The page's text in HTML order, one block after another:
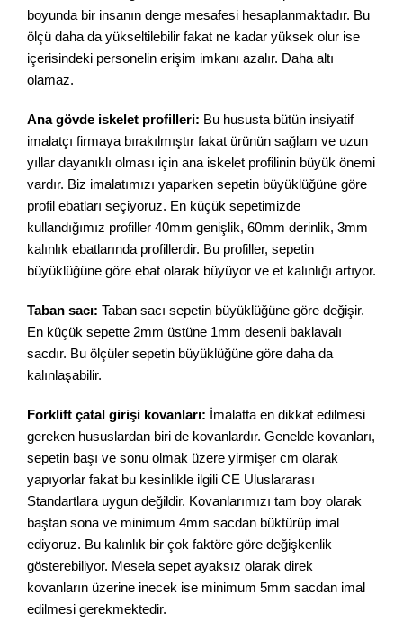
boyunda bir insanın denge mesafesi hesaplanmaktadır. Bu
ölçü daha da yükseltilebilir fakat ne kadar yüksek olur ise
içerisindeki personelin erişim imkanı azalır. Daha altı
olamaz.
Ana gövde iskelet profilleri: Bu hususta bütün insiyatif
imalatçı firmaya bırakılmıştır fakat ürünün sağlam ve uzun
yıllar dayanıklı olması için ana iskelet profilinin büyük önemi
vardır. Biz imalatımızı yaparken sepetin büyüklüğüne göre
profil ebatları seçiyoruz. En küçük sepetimizde
kullandığımız profiller 40mm genişlik, 60mm derinlik, 3mm
kalınlık ebatlarında profillerdir. Bu profiller, sepetin
büyüklüğüne göre ebat olarak büyüyor ve et kalınlığı artıyor.
Taban sacı: Taban sacı sepetin büyüklüğüne göre değişir.
En küçük sepette 2mm üstüne 1mm desenli baklavalı
sacdır. Bu ölçüler sepetin büyüklüğüne göre daha da
kalınlaşabilir.
Forklift çatal girişi kovanları: İmalatta en dikkat edilmesi
gereken hususlardan biri de kovanlardır. Genelde kovanları,
sepetin başı ve sonu olmak üzere yirmişer cm olarak
yapıyorlar fakat bu kesinlikle ilgili CE Uluslararası
Standartlara uygun değildir. Kovanlarımızı tam boy olarak
baştan sona ve minimum 4mm sacdan büktürüp imal
ediyoruz. Bu kalınlık bir çok faktöre göre değişkenlik
gösterebiliyor. Mesela sepet ayaksız olarak direk
kovanların üzerine inecek ise minimum 5mm sacdan imal
edilmesi gerekmektedir.